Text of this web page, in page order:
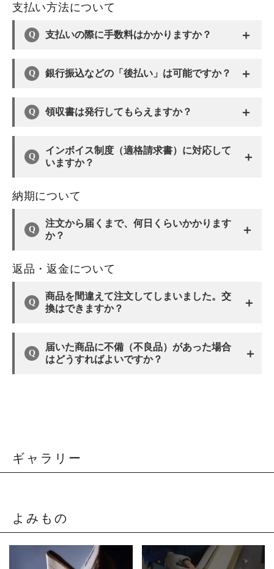
支払い方法について
支払いの際に手数料はかかりますか？ ＋
銀行振込などの「後払い」は可能ですか？ ＋
領収書は発行してもらえますか？ ＋
インボイス制度（適格請求書）に対応して
いますか？
＋
納期について
注文から届くまで、何日くらいかかります
か？
＋
返品・返金について
商品を間違えて注文してしまいました。交
換はできますか？
＋
届いた商品に不備（不良品）があった場合
はどうすればよいですか？
＋
ギャラリー
よみもの